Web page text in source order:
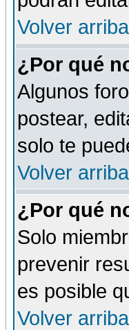
Volver arriba
¿Por qué
Algunos
postear,
solo te
Volver arriba
¿Por qué
Solo
prevenir
es posible
Volver arriba